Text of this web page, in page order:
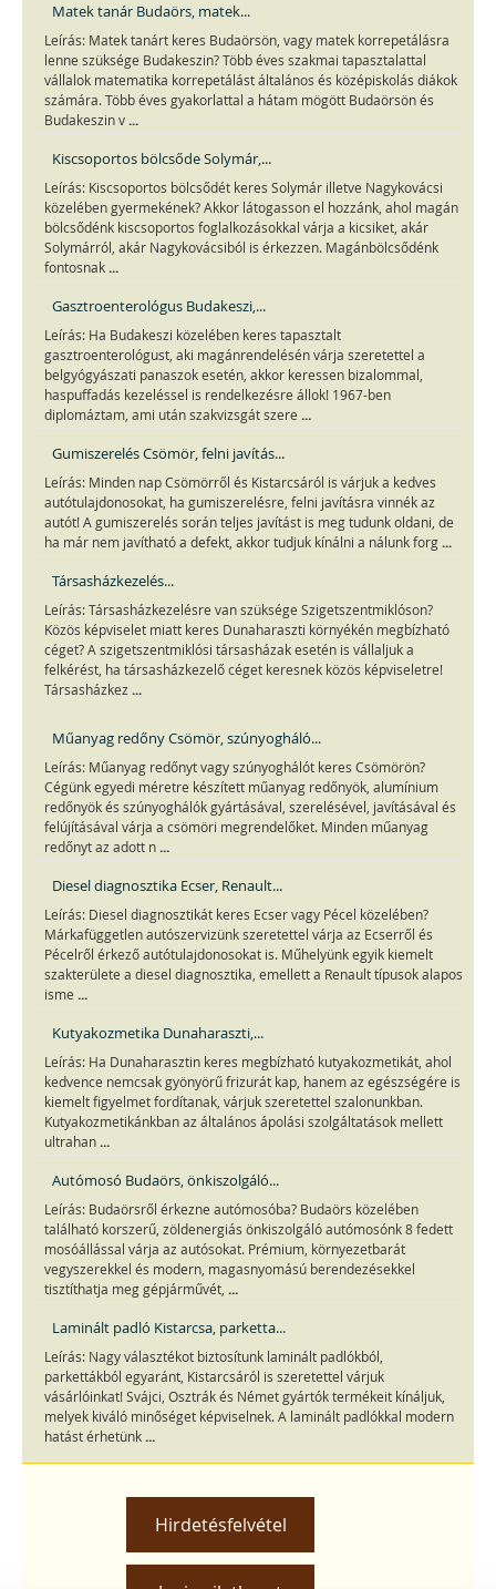
Matek tanár Budaörs, matek...
Leírás: Matek tanárt keres Budaörsön, vagy matek korrepetálásra
lenne szüksége Budakeszin? Több éves szakmai tapasztalattal
vállalok matematika korrepetálást általános és középiskolás diákok
számára. Több éves gyakorlattal a hátam mögött Budaörsön és
Budakeszin v ...
Kiscsoportos bölcsőde Solymár,...
Leírás: Kiscsoportos bölcsődét keres Solymár illetve Nagykovácsi
közelében gyermekének? Akkor látogasson el hozzánk, ahol magán
bölcsődénk kiscsoportos foglalkozásokkal várja a kicsiket, akár
Solymárról, akár Nagykovácsiból is érkezzen. Magánbölcsődénk
fontosnak ...
Gasztroenterológus Budakeszi,...
Leírás: Ha Budakeszi közelében keres tapasztalt
gasztroenterológust, aki magánrendelésén várja szeretettel a
belgyógyászati panaszok esetén, akkor keressen bizalommal,
haspuffadás kezeléssel is rendelkezésre állok! 1967-ben
diplomáztam, ami után szakvizsgát szere ...
Gumiszerelés Csömör, felni javítás...
Leírás: Minden nap Csömörről és Kistarcsáról is várjuk a kedves
autótulajdonosokat, ha gumiszerelésre, felni javításra vinnék az
autót! A gumiszerelés során teljes javítást is meg tudunk oldani, de
ha már nem javítható a defekt, akkor tudjuk kínálni a nálunk forg ...
Társasházkezelés...
Leírás: Társasházkezelésre van szüksége Szigetszentmiklóson?
Közös képviselet miatt keres Dunaharaszti környékén megbízható
céget? A szigetszentmiklósi társasházak esetén is vállaljuk a
felkérést, ha társasházkezelő céget keresnek közös képviseletre!
Társasházkez ...
Műanyag redőny Csömör, szúnyogháló...
Leírás: Műanyag redőnyt vagy szúnyoghálót keres Csömörön?
Cégünk egyedi méretre készített műanyag redőnyök, alumínium
redőnyök és szúnyoghálók gyártásával, szerelésével, javításával és
felújításával várja a csömöri megrendelőket. Minden műanyag
redőnyt az adott n ...
Diesel diagnosztika Ecser, Renault...
Leírás: Diesel diagnosztikát keres Ecser vagy Pécel közelében?
Márkafüggetlen autószervizünk szeretettel várja az Ecserről és
Pécelről érkező autótulajdonosokat is. Műhelyünk egyik kiemelt
szakterülete a diesel diagnosztika, emellett a Renault típusok alapos
isme ...
Kutyakozmetika Dunaharaszti,...
Leírás: Ha Dunaharasztin keres megbízható kutyakozmetikát, ahol
kedvence nemcsak gyönyörű frizurát kap, hanem az egészségére is
kiemelt figyelmet fordítanak, várjuk szeretettel szalonunkban.
Kutyakozmetikánkban az általános ápolási szolgáltatások mellett
ultrahan ...
Autómosó Budaörs, önkiszolgáló...
Leírás: Budaörsről érkezne autómosóba? Budaörs közelében
található korszerű, zöldenergiás önkiszolgáló autómosónk 8 fedett
mosóállással várja az autósokat. Prémium, környezetbarát
vegyszerekkel és modern, magasnyomású berendezésekkel
tisztíthatja meg gépjárművét, ...
Laminált padló Kistarcsa, parketta...
Leírás: Nagy választékot biztosítunk laminált padlókból,
parkettákból egyaránt, Kistarcsáról is szeretettel várjuk
vásárlóinkat! Svájci, Osztrák és Német gyártók termékeit kínáljuk,
melyek kiváló minőséget képviselnek. A laminált padlókkal modern
hatást érhetünk ...
Hirdetésfelvétel